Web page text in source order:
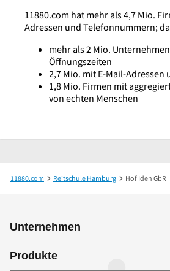
11880.com hat mehr als 4,7 Mio.
Adressen und Telefonnummern;
mehr als 2 Mio.
Öffnungszeiten
2,7 Mio. mit E-Mail-Adressen
1,8 Mio. Firmen mit
von echten Menschen
11880.com Reitschule Hamburg Hof Iden GbR
Unternehmen
Produkte